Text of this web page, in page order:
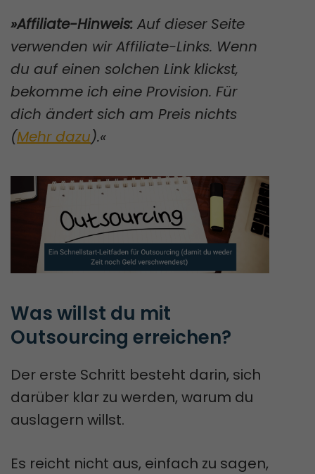
»Affiliate-Hinweis: Auf dieser Seite
verwenden wir Affiliate-Links. Wenn
du auf einen solchen Link klickst,
bekomme ich eine Provision. Für
dich ändert sich am Preis nichts
(Mehr dazu).«
Was willst du mit
Outsourcing erreichen?
Der erste Schritt besteht darin, sich
darüber klar zu werden, warum du
auslagern willst.
Es reicht nicht aus, einfach zu sagen,